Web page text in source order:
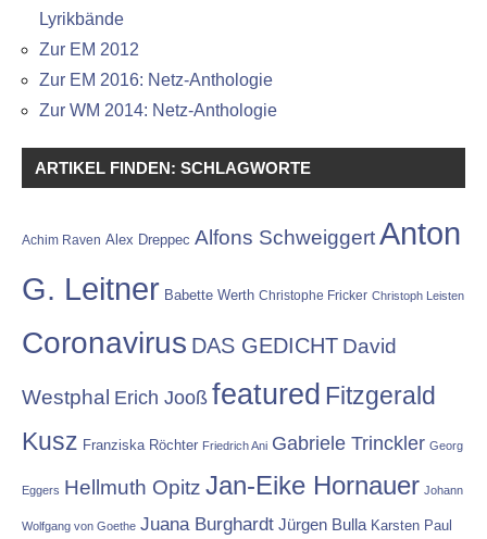
Lyrikbände
Zur EM 2012
Zur EM 2016: Netz-Anthologie
Zur WM 2014: Netz-Anthologie
ARTIKEL FINDEN: SCHLAGWORTE
Achim Raven Alex Dreppec Alfons SchweiggertAnton
G. Leitner Babette Werth Christophe Fricker Christoph Leisten
Coronavirus DAS GEDICHT David
Westphal Erich Jooß featured Fitzgerald
Kusz Franziska Röchter Friedrich Ani Gabriele Trinckler Georg
Eggers Hellmuth Opitz Jan-Eike Hornauer Johann
Wolfgang von Goethe Juana Burghardt Jürgen Bulla Karsten Paul